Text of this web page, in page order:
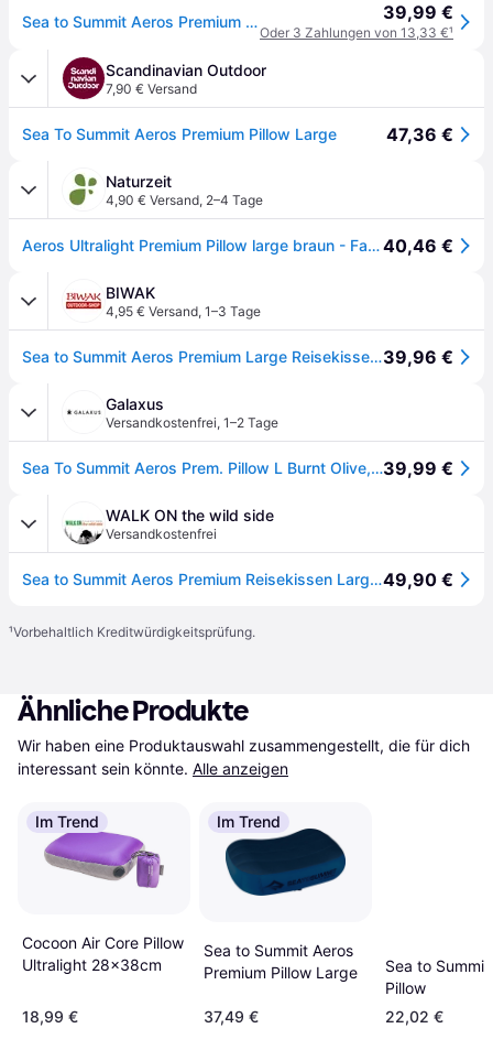
Sea to Summit Aeros Premium Kissen 39,99 €
Oder 3 Zahlungen von 13,33 €¹
Scandinavian Outdoor
7,90 € Versand
Sea To Summit Aeros Premium Pillow Large 47,36 €
Naturzeit
4,90 € Versand, 2–4 Tage
Aeros Ultralight Premium Pillow large braun - Farbe burnt olive40,46 €
BIWAK
4,95 € Versand, 1–3 Tage
Sea to Summit Aeros Premium Large Reisekissen - L - Burnt Olive39,96 €
Galaxus
Versandkostenfrei, 1–2 Tage
Sea To Summit Aeros Prem. Pillow L Burnt Olive, Reisezubehör, Grün, Braun, Beige39,99 €
WALK ON the wild side
Versandkostenfrei
Sea to Summit Aeros Premium Reisekissen Large Brown49,90 €
¹Vorbehaltlich Kreditwürdigkeitsprüfung.
Ähnliche Produkte
Wir haben eine Produktauswahl zusammengestellt, die für dich
interessant sein könnte. Alle anzeigen
Im Trend
Cocoon Air Core Pillow
Ultralight 28x38cm
18,99 €
Im Trend
Sea to Summit Aeros
Premium Pillow Large
37,49 €
Sea to
Pillow
22,02 €